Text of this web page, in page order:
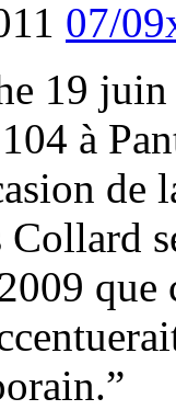
07/
19 juin
à
de